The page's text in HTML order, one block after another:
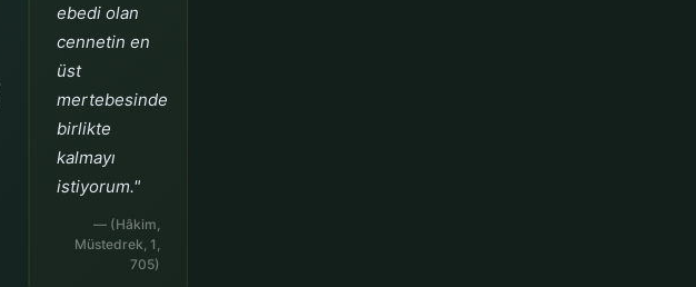
ebedi olan
cennetin en
üst
mertebesinde
birlikte
kalmayı
istiyorum."
— (Hâkim,
Müstedrek, 1,
705)